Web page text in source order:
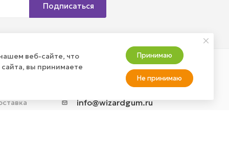
Подписаться
ЗАКАЗ? +7 (800) 100-37-51
info@wizardgum.ru
веб-сайте, что
вы принимаете
Принимаю
Не принимаю